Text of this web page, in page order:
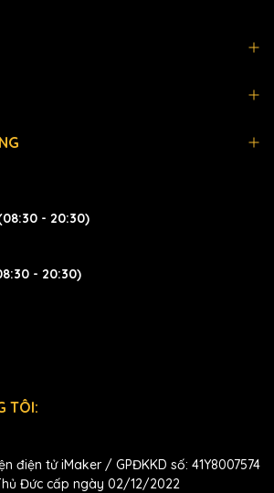
- 20:30)
- 20:30)
TÔI:
điện tử iMaker / GPĐKKD số: 41Y8007574
Đức cấp ngày 02/12/2022